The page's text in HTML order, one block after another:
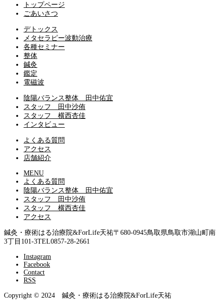
トップページ
ごあいさつ
デトックス
メタセラピー波動治療
各種セミナー
整体
鍼灸
鑑定
電磁波
陰陽バランス整体 田中佑宜
スタッフ 田中沙侑
スタッフ 横西杏佳
インタビュー
よくある質問
アクセス
店舗紹介
MENU
よくある質問
陰陽バランス整体 田中佑宜
スタッフ 田中沙侑
スタッフ 横西杏佳
アクセス
鍼灸・療術はる治療院&ForLife天祐〒680-0945鳥取県鳥取市湖山町南
3丁目101-3TEL0857-28-2661
Instagram
Facebook
Contact
RSS
Copyright © 2024 鍼灸・療術はる治療院&ForLife天祐